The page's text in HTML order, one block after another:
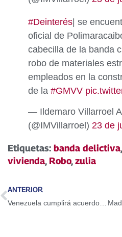
#Deinterés| se
oficial de
cabecilla de la banda
robo de materiales
empleados en la
de la #GMVV
— Ildemaro Villarroel
(@IMVillarroel) 23 de
Etiquetas: banda delictiva,
vivienda, Robo,zulia
ANTERIOR
Venezuela cumplirá acuerdo Opep+ e impulsará incremento de la producción